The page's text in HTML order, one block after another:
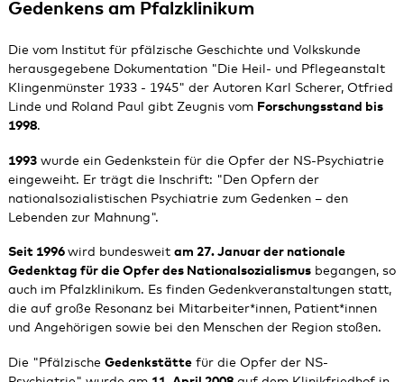
Gedenkens am Pfalzklinikum
Die vom Institut für pfälzische Geschichte und Volkskunde
herausgegebene Dokumentation "Die Heil- und Pflegeanstalt
Klingenmünster 1933 - 1945" der Autoren Karl Scherer, Otfried
Linde und Roland Paul gibt Zeugnis vom Forschungsstand bis
1998.
1993wurde ein Gedenkstein für die Opfer der NS-Psychiatrie
eingeweiht. Er trägt die Inschrift: "Den Opfern der
nationalsozialistischen Psychiatrie zum Gedenken – den
Lebenden zur Mahnung".
Seit 1996 wird bundesweit am 27. Januar der nationale
Gedenktag für die Opfer des Nationalsozialismusbegangen, so
auch im Pfalzklinikum. Es finden Gedenkveranstaltungen statt,
die auf große Resonanz bei Mitarbeiter*innen, Patient*innen
und Angehörigen sowie bei den Menschen der Region stoßen.
Die "Pfälzische Gedenkstättefür die Opfer der NS-